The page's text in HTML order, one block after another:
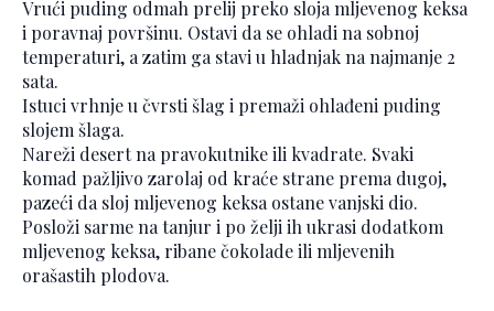
Vrući puding odmah prelij preko sloja mljevenog keksa
i poravnaj površinu. Ostavi da se ohladi na sobnoj
temperaturi, a zatim ga stavi u hladnjak na najmanje 2
sata.
Istuci vrhnje u čvrsti šlag i premaži ohlađeni puding
slojem šlaga.
Nareži desert na pravokutnike ili kvadrate. Svaki
komad pažljivo zarolaj od kraće strane prema dugoj,
pazeći da sloj mljevenog keksa ostane vanjski dio.
Posloži sarme na tanjur i po želji ih ukrasi dodatkom
mljevenog keksa, ribane čokolade ili mljevenih
orašastih plodova.